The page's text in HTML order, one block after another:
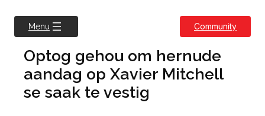
Menu Community
Optog gehou om hernude
aandag op Xavier Mitchell
se saak te vestig